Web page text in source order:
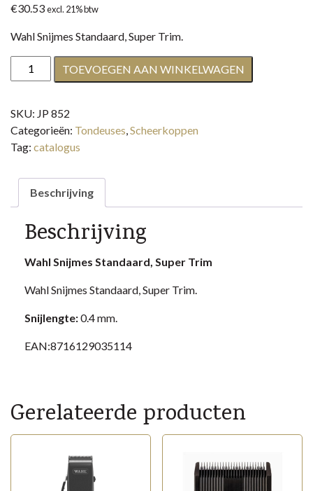
€30.53excl. 21% btw
Wahl Snijmes Standaard, Super Trim.
Wahl
Snijmes
Super
Trim
aantal
TOEVOEGEN AAN WINKELWAGEN
SKU: JP 852
Categorieën: Tondeuses,Scheerkoppen
Tag: catalogus
Beschrijving
Beschrijving
Wahl Snijmes Standaard, Super Trim
Wahl Snijmes Standaard, Super Trim.
Snijlengte:0.4 mm.
EAN:8716129035114
Gerelateerde producten